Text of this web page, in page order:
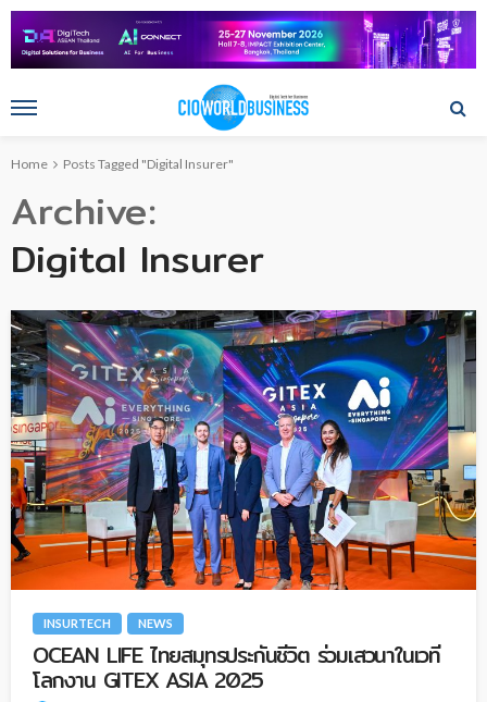
Home Posts Tagged "Digital Insurer"
Archive
Digital Insurer
INSURTECH NEWS
OCEAN LIFE ไทยสมุทรประกันชีวิต ร่วมเสวนาในเวที
โลกงาน GITEX ASIA 2025